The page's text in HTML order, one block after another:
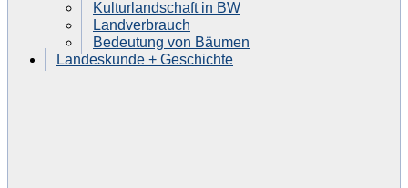
Kulturlandschaft in BW
Landverbrauch
Bedeutung von Bäumen
Landeskunde + Geschichte